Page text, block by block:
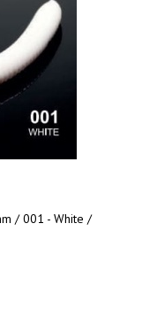
/ 001 - White /